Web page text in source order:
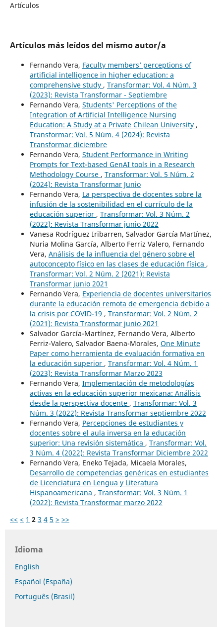
Artículos
Artículos más leídos del mismo autor/a
Fernando Vera, Faculty members’ perceptions of
artificial intelligence in higher education: a
comprehensive study , Transformar: Vol. 4 Núm. 3
(2023): Revista Transformar - Septiembre
Fernando Vera, Students' Perceptions of the
Integration of Artificial Intelligence Nursing
Education: A Study at a Private Chilean University ,
Transformar: Vol. 5 Núm. 4 (2024): Revista
Transformar diciembre
Fernando Vera, Student Performance in Writing
Prompts for Text-based GenAI tools in a Research
Methodology Course , Transformar: Vol. 5 Núm. 2
(2024): Revista Transformar Junio
Fernando Vera, La perspectiva de docentes sobre la
infusión de la sostenibilidad en el currículo de la
educación superior , Transformar: Vol. 3 Núm. 2
(2022): Revista Transformar junio 2022
Vanesa Rodríguez Iribarren, Salvador García Martínez,
Nuria Molina García, Alberto Ferriz Valero, Fernando
Vera, Análisis de la influencia del género sobre el
autoconcepto físico en las clases de educación física ,
Transformar: Vol. 2 Núm. 2 (2021): Revista
Transformar junio 2021
Fernando Vera, Experiencia de docentes universitarios
durante la educación remota de emergencia debido a
la crisis por COVID-19 , Transformar: Vol. 2 Núm. 2
(2021): Revista Transformar junio 2021
Salvador García-Martínez, Fernando Vera, Alberto
Ferriz-Valero, Salvador Baena-Morales, One Minute
Paper como herramienta de evaluación formativa en
la educación superior , Transformar: Vol. 4 Núm. 1
(2023): Revista Transformar Marzo 2023
Fernando Vera, Implementación de metodologías
activas en la educación superior mexicana: Análisis
desde la perspectiva docente , Transformar: Vol. 3
Núm. 3 (2022): Revista Transformar septiembre 2022
Fernando Vera, Percepciones de estudiantes y
docentes sobre el aula inversa en la educación
superior: Una revisión sistemática , Transformar: Vol.
3 Núm. 4 (2022): Revista Transformar Diciembre 2022
Fernando Vera, Eneko Tejada, Micaela Morales,
Desarrollo de competencias genéricas en estudiantes
de Licenciatura en Lengua y Literatura
Hispanoamericana , Transformar: Vol. 3 Núm. 1
(2022): Revista Transformar marzo 2022
<< < 1 2 3 4 5 > >>
Idioma
English
Español (España)
Português (Brasil)